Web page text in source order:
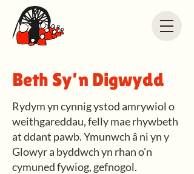
Beth Sy’n Digwydd
Rydym yn cynnig ystod amrywiol o
weithgareddau, felly mae rhywbeth
at ddant pawb. Ymunwch â ni yn y
Glowyr a byddwch yn rhan o'n
cymuned fywiog, gefnogol.